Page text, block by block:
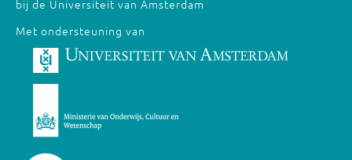
bij de Universiteit van Amsterdam
Met ondersteuning van